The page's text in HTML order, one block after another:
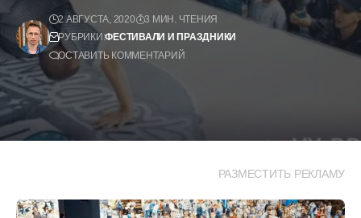
2 АВГУСТА, 2020
3 МИН. ЧТЕНИЯ
РУБРИКИ:ФЕСТИВАЛИ И ПРАЗДНИКИ
ОСТАВИТЬ КОММЕНТАРИЙ
РАЗМЕСТИТЬ РЕКЛАМУ